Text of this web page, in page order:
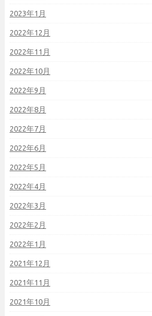
2023年1月
2022年12月
2022年11月
2022年10月
2022年9月
2022年8月
2022年7月
2022年6月
2022年5月
2022年4月
2022年3月
2022年2月
2022年1月
2021年12月
2021年11月
2021年10月